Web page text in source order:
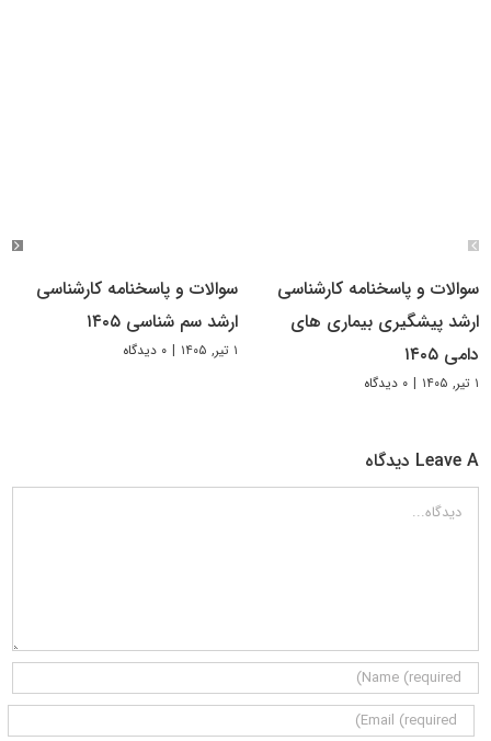
سوالات و پاسخنامه کارشناسی
ارشد پیشگیری بیماری های
دامی ۱۴۰۵
۱ تیر, ۱۴۰۵ | ۰ دیدگاه
سوالات و پاسخنامه کارشناسی
ارشد سم شناسی ۱۴۰۵
۱ تیر, ۱۴۰۵ | ۰ دیدگاه
Leave A دیدگاه
دیدگاه